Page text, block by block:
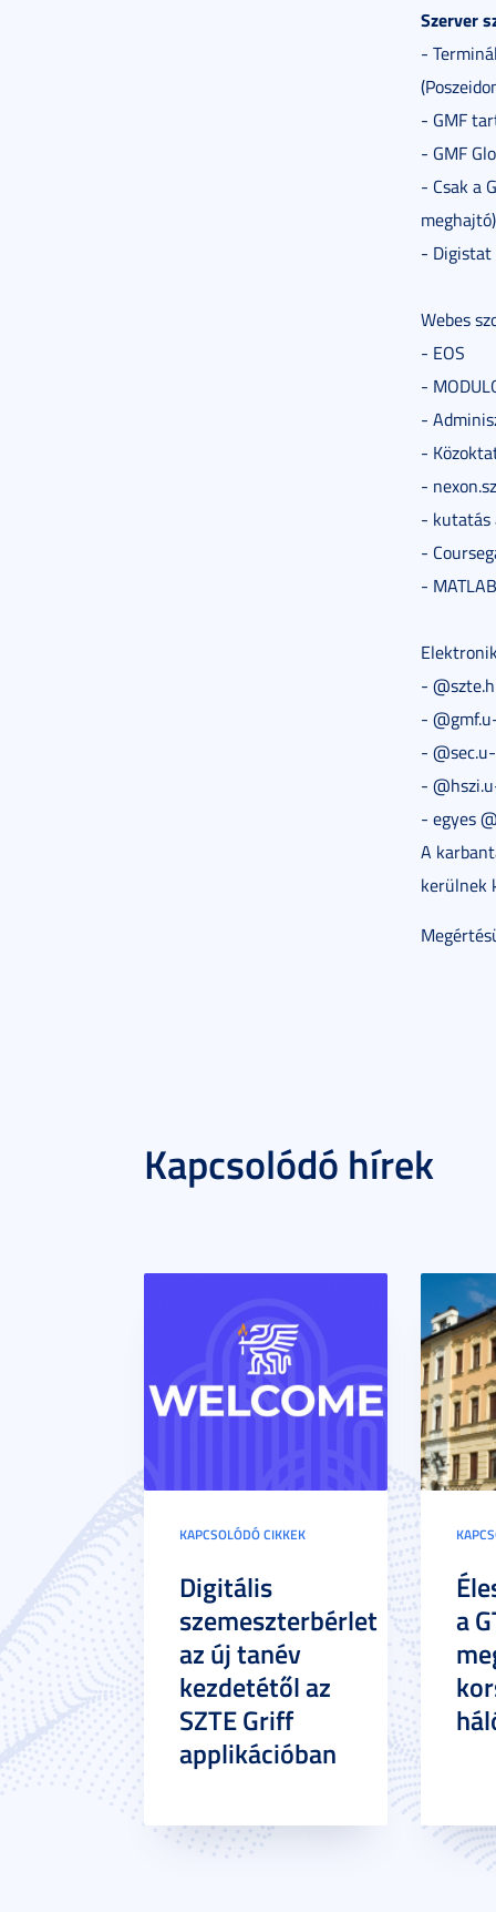
Szerver
-
- GMF
- GMF
- Csak a
- Digistat
Webes
- EOS
-
-
-
-
- kutatás
-
-
-
-
-
-
- egyes
A
kerülnek
Kapcsolódó hírek
KAPCSOLÓDÓ CIKKEK
Digitális
szemeszterbérlet
az új tanév
kezdetétől az
SZTE Griff
applikációban
a